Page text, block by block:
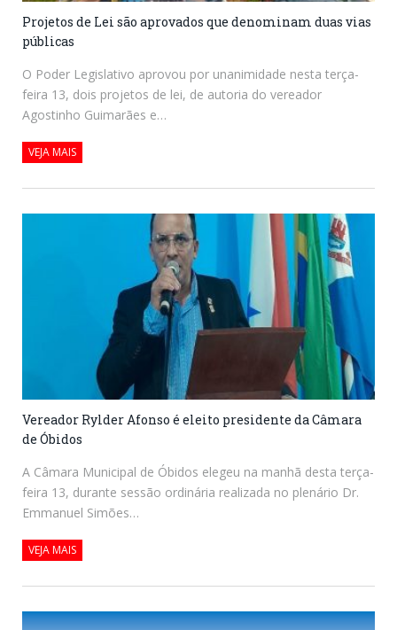
Projetos de Lei são aprovados que denominam duas vias
públicas
O Poder Legislativo aprovou por unanimidade nesta terça-
feira 13, dois projetos de lei, de autoria do vereador
Agostinho Guimarães e…
VEJA MAIS
Vereador Rylder Afonso é eleito presidente da Câmara
de Óbidos
A Câmara Municipal de Óbidos elegeu na manhã desta terça-
feira 13, durante sessão ordinária realizada no plenário Dr.
Emmanuel Simões…
VEJA MAIS